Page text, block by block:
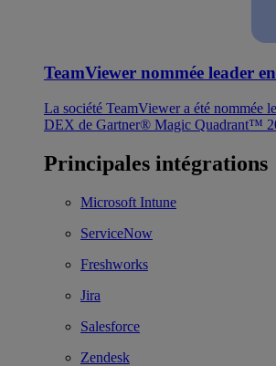
TeamViewer nommée leader
La société TeamViewer a été nommée
DEX de Gartner® Magic Quadrant™
Principales intégrations
Microsoft Intune
ServiceNow
Freshworks
Jira
Salesforce
Zendesk